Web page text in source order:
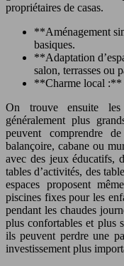
propriétaires de casas.
**Aménagement
basiques.
**Adaptation
salon, terrasses ou
**Charme local :**
On trouve ensuite
généralement plus
peuvent comprendre
balançoire, cabane ou
avec des jeux éducatifs,
tables d’activités, des
espaces proposent
piscines fixes pour les
pendant les chaudes
plus confortables et plus
ils peuvent perdre une
investissement plus